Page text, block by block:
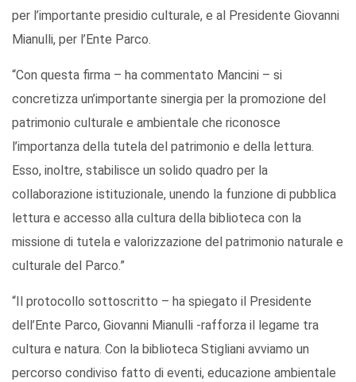
per l’importante presidio culturale, e al Presidente Giovanni
Mianulli, per l’Ente Parco.
“Con questa firma – ha commentato Mancini – si
concretizza un’importante sinergia per la promozione del
patrimonio culturale e ambientale che riconosce
l’importanza della tutela del patrimonio e della lettura.
Esso, inoltre, stabilisce un solido quadro per la
collaborazione istituzionale, unendo la funzione di pubblica
lettura e accesso alla cultura della biblioteca con la
missione di tutela e valorizzazione del patrimonio naturale e
culturale del Parco.”
“Il protocollo sottoscritto – ha spiegato il Presidente
dell’Ente Parco, Giovanni Mianulli -rafforza il legame tra
cultura e natura. Con la biblioteca Stigliani avviamo un
percorso condiviso fatto di eventi, educazione ambientale